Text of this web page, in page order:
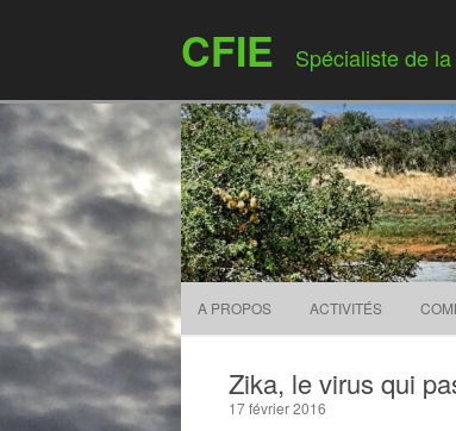
CFIE Spécialiste de
A PROPOS ACTIVITÉS
Zika, le virus qui
17 février 2016